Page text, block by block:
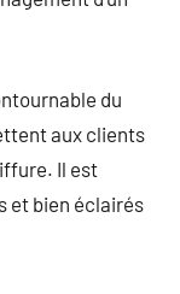
du
aux clients
Il est
et bien éclairés